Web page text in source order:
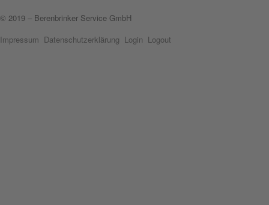
© 2019 – Berenbrinker Service GmbH
Impressum Datenschutzerklärung Login Logout